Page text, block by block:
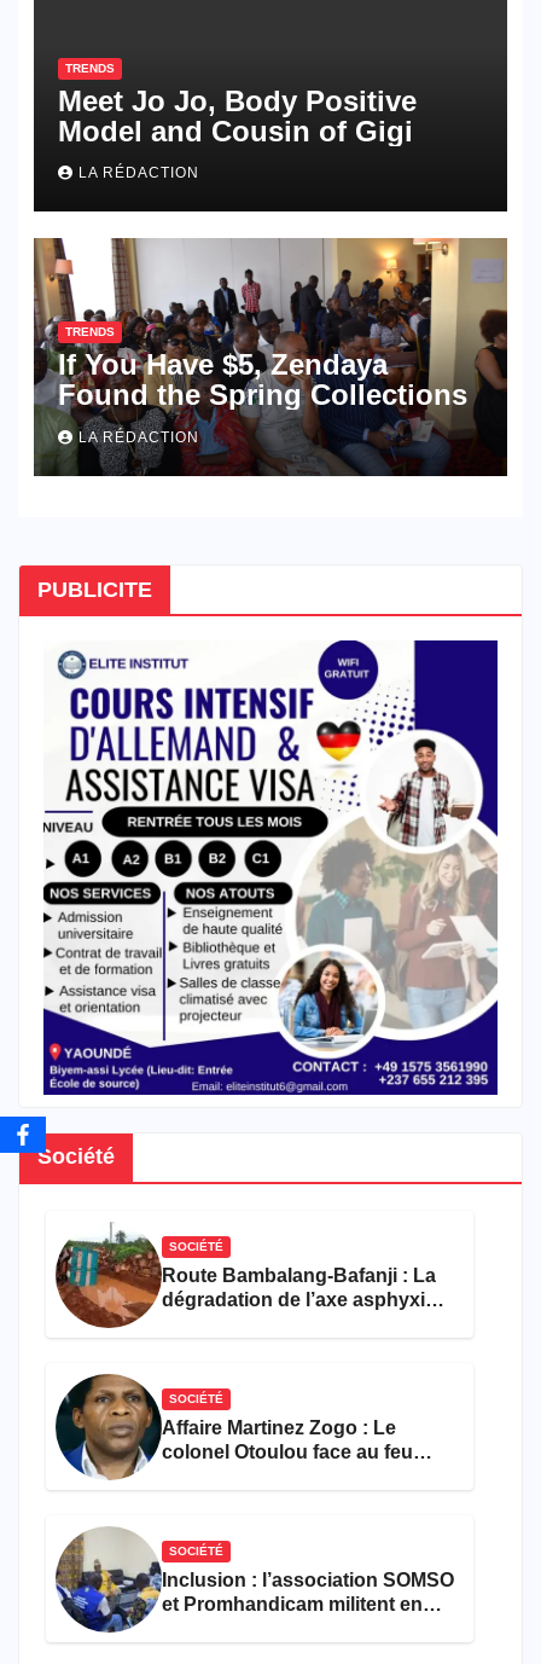
TRENDS
Meet Jo Jo, Body Positive
Model and Cousin of Gigi
LA RÉDACTION
TRENDS
If You Have $5, Zendaya
Found the Spring Collections
LA RÉDACTION
PUBLICITE
Société
SOCIÉTÉ
Route Bambalang-Bafanji : La
dégradation de l’axe asphyxie
SOCIÉTÉ
Affaire Martinez Zogo : Le
colonel Otoulou face au feu
SOCIÉTÉ
Inclusion : l’association SOMSO
et Promhandicam militent en